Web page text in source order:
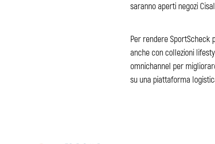
saranno aperti negozi
Per rendere SportScheck
anche con collezioni
omnichannel per
su una piattaforma